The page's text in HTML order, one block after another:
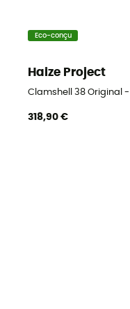
Eco-conçu
Haize Project
Clamshell 38 Original
318,90 €